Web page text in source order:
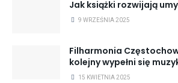
Jak książki rozwijają
9 WRZEŚNIA 2025
Filharmonia
kolejny wypełni się
15 KWIETNIA 2025